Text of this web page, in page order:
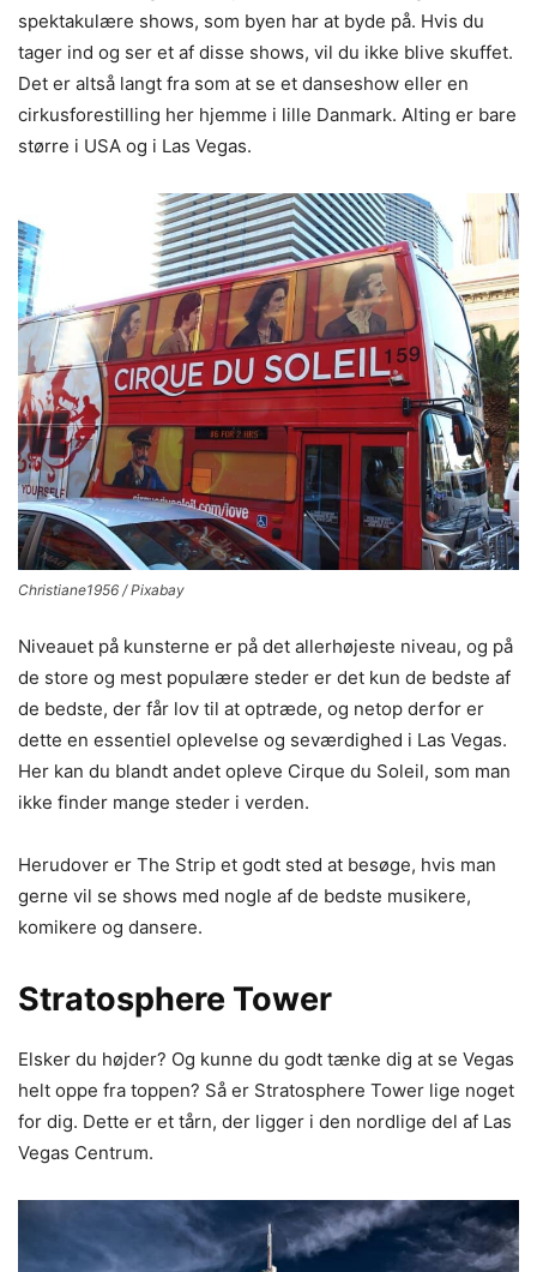
spektakulære shows, som byen har at byde på. Hvis du
tager ind og ser et af disse shows, vil du ikke blive skuffet.
Det er altså langt fra som at se et danseshow eller en
cirkusforestilling her hjemme i lille Danmark. Alting er bare
større i USA og i Las Vegas.
Christiane1956 / Pixabay
Niveauet på kunsterne er på det allerhøjeste niveau, og på
de store og mest populære steder er det kun de bedste af
de bedste, der får lov til at optræde, og netop derfor er
dette en essentiel oplevelse og seværdighed i Las Vegas.
Her kan du blandt andet opleve Cirque du Soleil, som man
ikke finder mange steder i verden.
Herudover er The Strip et godt sted at besøge, hvis man
gerne vil se shows med nogle af de bedste musikere,
komikere og dansere.
Stratosphere Tower
Elsker du højder? Og kunne du godt tænke dig at se Vegas
helt oppe fra toppen? Så er Stratosphere Tower lige noget
for dig. Dette er et tårn, der ligger i den nordlige del af Las
Vegas Centrum.